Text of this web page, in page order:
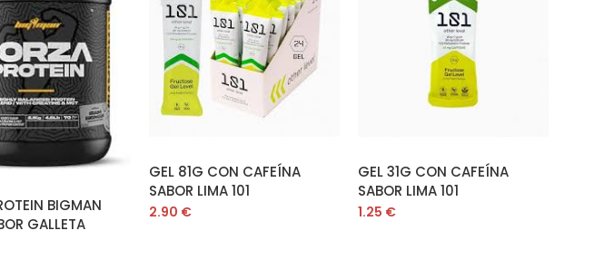
LEER MÁS
BIGMAN
GALLETA
AÑADIR AL CARRITO
GEL 81G CON CAFEÍNA
SABOR LIMA 101
2.90 €
LEER MÁS
GEL 31G CON CAFEÍNA
SABOR LIMA 101
1.25 €